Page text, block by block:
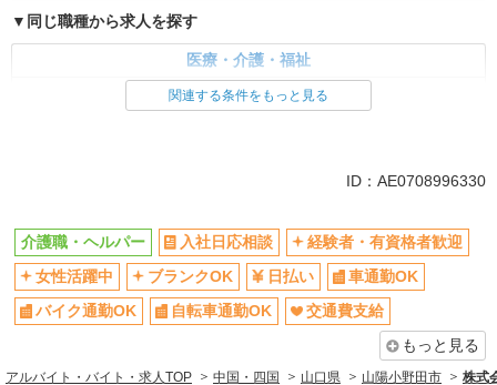
同じ職種から求人を探す
医療・介護・福祉
関連する条件をもっと見る
ID：AE0708996330
介護職・ヘルパー 入社日応相談
経験者・有資格者歓迎
女性活躍中
ブランクOK 日払い
車通勤OK
バイク通勤OK
自転車通勤OK
交通費支給
もっと見る
アルバイト・バイト・求人TOP 中国・四国 山口県 山陽小野田市 株式